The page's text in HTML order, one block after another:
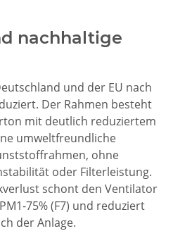
nachhaltige
und der EU nach
Der Rahmen besteht
mit deutlich reduziertem
umweltfreundliche
ohne
oder Filterleistung.
schont den Ventilator
75% (F7) und reduziert
der Anlage.